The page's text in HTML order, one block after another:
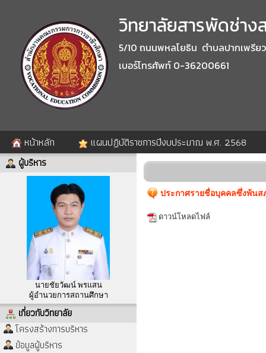
วิทยาลัยสารพัดช่าง
5/10 ถนนพหลโยธิน ตำบลปากเพรีย
เบอร์โทรศัพท์ 0-36200661
หน้าหลัก แผนปฏิบัติราชการปีงบประมาณ พ.ศ. 2568
ผู้บริหาร
นายชัยวัฒน์ พรแสน
ผู้อำนวยการสถานศึกษา
เกี่ยวกับวิทยาลัย
โครงสร้างการบริหาร
ข้อมูลผู้บริหาร
ประกาศรายชื่อบุคคลซึ่งพ้นส
ดาวน์โหลดไฟล์